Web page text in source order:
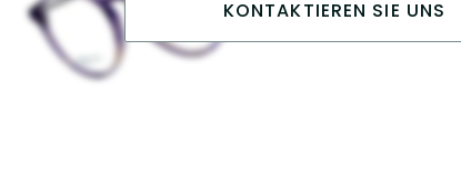
KONTAKTIEREN SIE UNS